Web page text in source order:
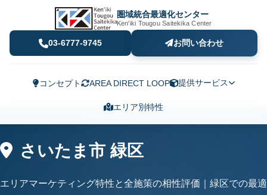
圏域統合最適化センター
Ken'iki Tougou Saitekika Center
03-6777-9745 お問い合わせ
コンセプト AREA DIRECT LOOP 提供サービス
エリア別特性
さいたま市 緑区
エリアマーケティング特性と全施策の相性評価｜緑区での最適